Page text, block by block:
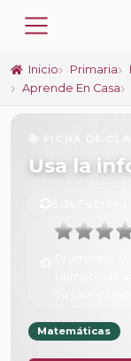
Inicio Primaria
Aprende En Casa
Usa la
6 de Febrero
Número de
Matemáticas